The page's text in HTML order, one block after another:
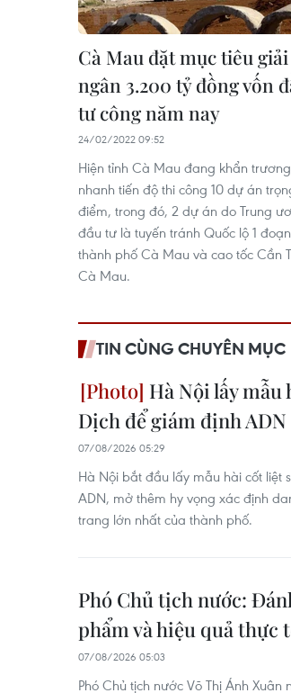
Cà Mau đặt mục tiêu giải
ngân 3.200 tỷ đồng vốn
tư công năm nay
24/02/2022 09:52
Hiện tỉnh Cà Mau đang khẩn
nhanh tiến độ thi công 10 dự án
điểm, trong đó, 2 dự án do Trung
đầu tư là tuyến tránh Quốc lộ 1
thành phố Cà Mau và cao tốc Cần
Cà Mau.
TIN CÙNG CHUYÊN MỤC
Hà Nội lấy
Dịch để giám định ADN
07/08/2026 05:29
Hà Nội bắt đầu lấy mẫu hài cốt liệt
ADN, mở thêm hy vọng xác định
trang lớn nhất của thành phố.
Phó Chủ tịch nước:
phẩm và hiệu quả thực
07/08/2026 05:03
Phó Chủ tịch nước Võ Thị Ánh